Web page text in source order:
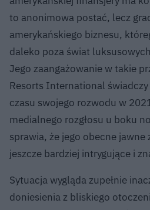
to anonimowa postać, lecz
amerykańskiego biznesu,
daleko poza świat
Jego zaangażowanie w takie
Resorts International
czasu swojego rozwodu w
medialnego rozgłosu u boku
sprawia, że jego obecne
jeszcze bardziej intrygujące i
Sytuacja wygląda zupełnie
doniesienia z bliskiego